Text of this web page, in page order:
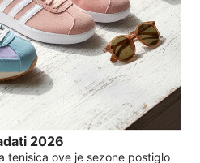
2026
tenisica ove je sezone postiglo